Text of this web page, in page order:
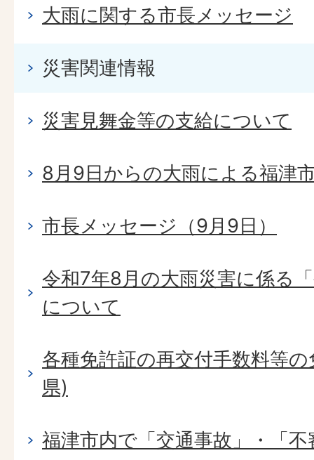
大雨に関する市長メッセージ
災害関連情報
災害見舞金等の支給について
8月9日からの大雨による福津
市長メッセージ（9月9日）
令和7年8月の大雨災害に係る
について
各種免許証の再交付手数料等
県)
福津市内で「交通事故」・「